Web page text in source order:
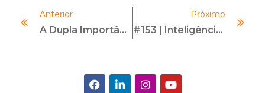
Anterior
A Dupla Importância Do Sistema Financeiro Na Integridade E Na Sustentabilidade Das Organizações
Próximo
#153 | Inteligência Artificial E Ética | Com Tatau Hencsey